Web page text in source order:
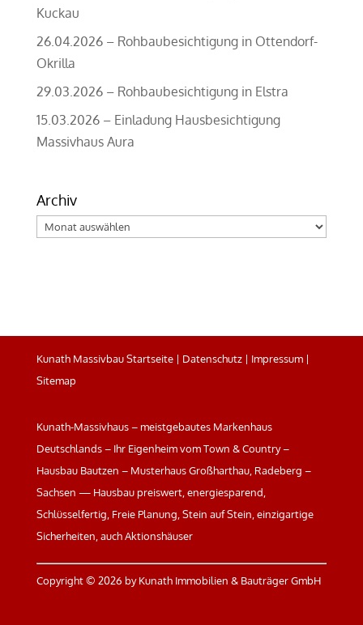
Kuckau
26.04.2026 – Rohbaubesichtigung in Ottendorf-
Okrilla
29.03.2026 – Rohbaubesichtigung in Elstra
15.03.2026 – Einladung Hausbesichtigung
Massivhaus Aura
Archiv
Archiv
Kunath Massivbau Startseite| Datenschutz| Impressum|
Sitemap
Kunath-Massivhaus – meistgebautes Markenhaus
Deutschlands – Ihr Eigenheim vom Town & Country –
Hausbau Bautzen – Musterhaus Großharthau, Radeberg –
Sachsen — Hausbau preiswert, energiesparend,
Schlüsselfertig, Freie Planung, Stein auf Stein, einzigartige
Sicherheiten, auch Aktionshäuser
Copyright © 2026 by Kunath Immobilien & Bauträger GmbH